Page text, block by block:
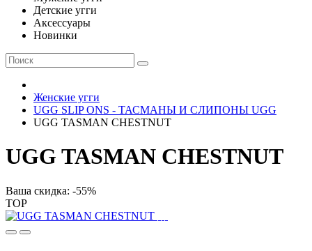
Детские угги
Аксессуары
Новинки
Женские угги
UGG SLIP ONS - ТАСМАНЫ И СЛИПОНЫ UGG
UGG TASMAN CHESTNUT
UGG TASMAN CHESTNUT
Ваша скидка: -55%
TOP